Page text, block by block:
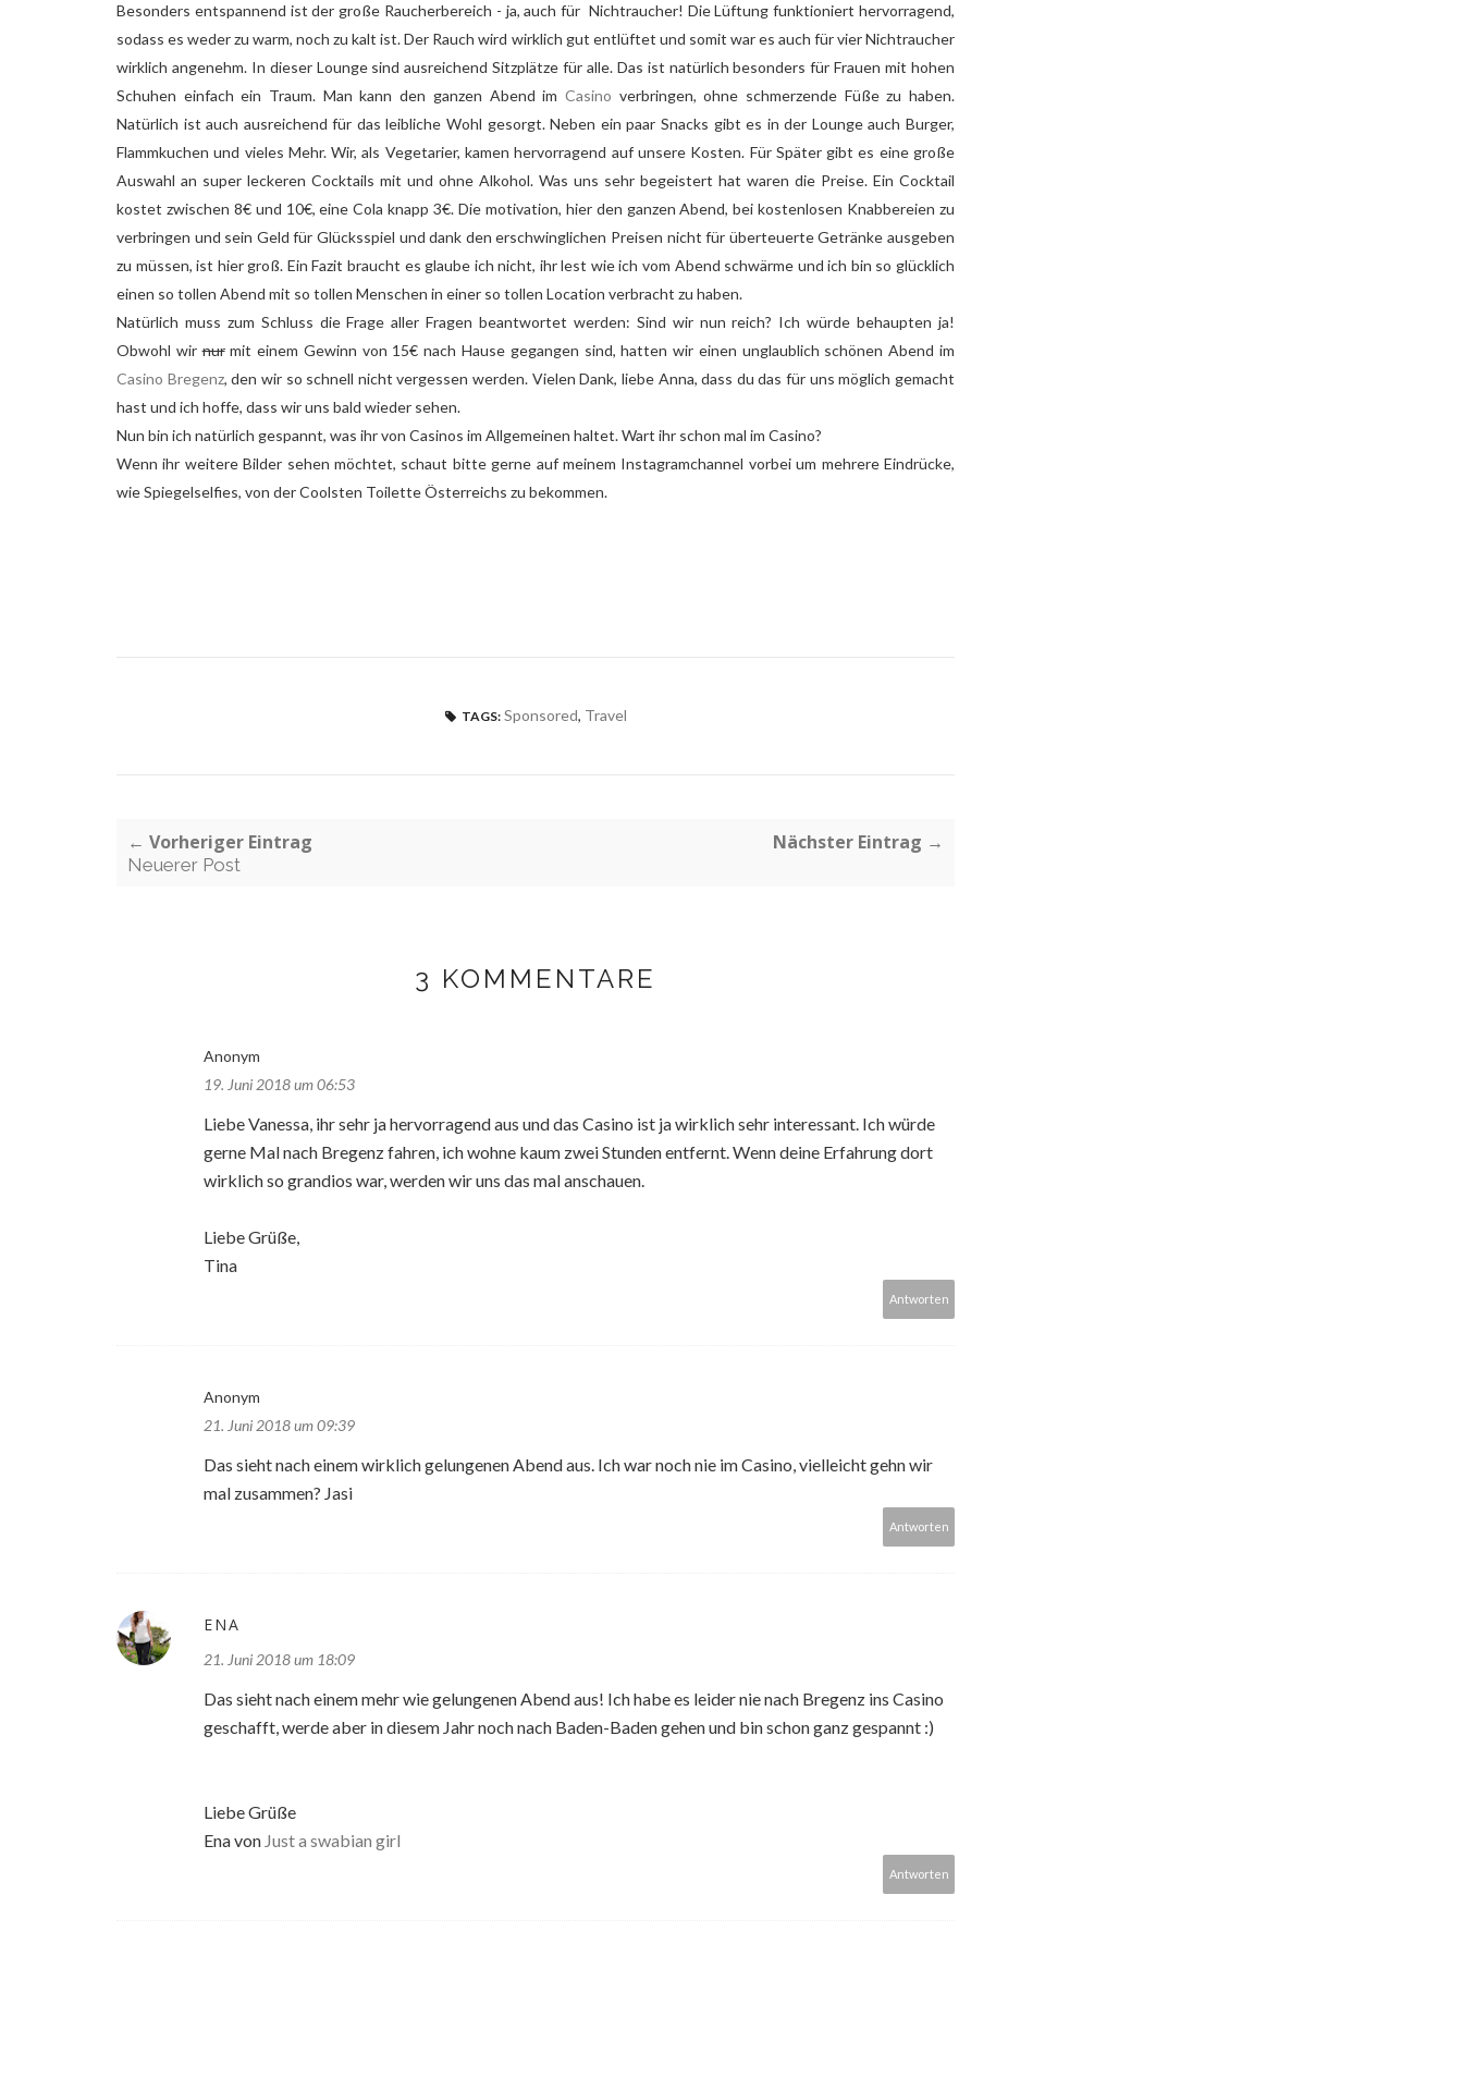
Besonders entspannend ist der große Raucherbereich - ja, auch für Nichtraucher! Die Lüftung funktioniert hervorragend,
sodass es weder zu warm, noch zu kalt ist. Der Rauch wird wirklich gut entlüftet und somit war es auch für vier Nichtraucher
wirklich angenehm. In dieser Lounge sind ausreichend Sitzplätze für alle. Das ist natürlich besonders für Frauen mit hohen
Schuhen einfach ein Traum. Man kann den ganzen Abend im Casino verbringen, ohne schmerzende Füße zu haben.
Natürlich ist auch ausreichend für das leibliche Wohl gesorgt. Neben ein paar Snacks gibt es in der Lounge auch Burger,
Flammkuchen und vieles Mehr. Wir, als Vegetarier, kamen hervorragend auf unsere Kosten. Für Später gibt es eine große
Auswahl an super leckeren Cocktails mit und ohne Alkohol. Was uns sehr begeistert hat waren die Preise. Ein Cocktail
kostet zwischen 8€ und 10€, eine Cola knapp 3€. Die motivation, hier den ganzen Abend, bei kostenlosen Knabbereien zu
verbringen und sein Geld für Glücksspiel und dank den erschwinglichen Preisen nicht für überteuerte Getränke ausgeben
zu müssen, ist hier groß. Ein Fazit braucht es glaube ich nicht, ihr lest wie ich vom Abend schwärme und ich bin so glücklich
einen so tollen Abend mit so tollen Menschen in einer so tollen Location verbracht zu haben.
Natürlich muss zum Schluss die Frage aller Fragen beantwortet werden: Sind wir nun reich? Ich würde behaupten ja!
Obwohl wirnurmit einem Gewinn von 15€ nach Hause gegangen sind, hatten wir einen unglaublich schönen Abend im
Casino Bregenz, den wir so schnell nicht vergessen werden. Vielen Dank, liebe Anna, dass du das für uns möglich gemacht
hast und ich hoffe, dass wir uns bald wieder sehen.
Nun bin ich natürlich gespannt, was ihr von Casinos im Allgemeinen haltet. Wart ihr schon mal im Casino?
Wenn ihr weitere Bilder sehen möchtet, schaut bitte gerne auf meinem Instagramchannel vorbei um mehrere Eindrücke,
wie Spiegelselfies, von der Coolsten Toilette Österreichs zu bekommen.
TAGS: Sponsored, Travel
← Vorheriger Eintrag
Neuerer Post
Nächster Eintrag →
3 KOMMENTARE
Anonym
19. Juni 2018 um 06:53
Liebe Vanessa, ihr sehr ja hervorragend aus und das Casino ist ja wirklich sehr interessant. Ich würde
gerne Mal nach Bregenz fahren, ich wohne kaum zwei Stunden entfernt. Wenn deine Erfahrung dort
wirklich so grandios war, werden wir uns das mal anschauen.
Liebe Grüße,
Tina
Antworten
Anonym
21. Juni 2018 um 09:39
Das sieht nach einem wirklich gelungenen Abend aus. Ich war noch nie im Casino, vielleicht gehn wir
mal zusammen? Jasi
Antworten
ENA
21. Juni 2018 um 18:09
Das sieht nach einem mehr wie gelungenen Abend aus! Ich habe es leider nie nach Bregenz ins Casino
geschafft, werde aber in diesem Jahr noch nach Baden-Baden gehen und bin schon ganz gespannt :)
Liebe Grüße
Ena von Just a swabian girl
Antworten